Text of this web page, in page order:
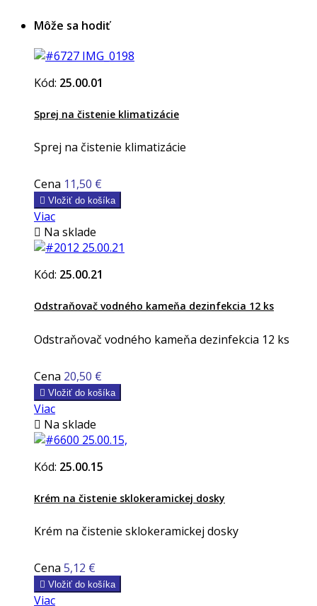
Môže sa hodiť
Kód: 25.00.01
Sprej na čistenie klimatizácie
Sprej na čistenie klimatizácie
Cena 11,50 €
 Vložiť do košíka
Viac
 Na sklade
Kód: 25.00.21
Odstraňovač vodného kameňa dezinfekcia 12 ks
Odstraňovač vodného kameňa dezinfekcia 12 ks
Cena 20,50 €
 Vložiť do košíka
Viac
 Na sklade
Kód: 25.00.15
Krém na čistenie sklokeramickej dosky
Krém na čistenie sklokeramickej dosky
Cena 5,12 €
 Vložiť do košíka
Viac